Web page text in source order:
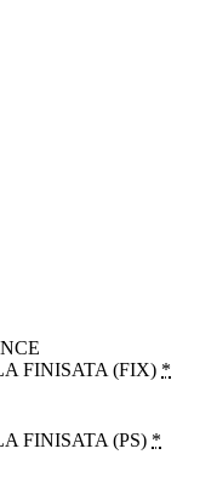
FINISATA (FIX) *
FINISATA (PS) *